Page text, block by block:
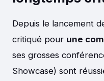
Depuis le lancement
critiqué pour une
ses grosses
Showcase) sont